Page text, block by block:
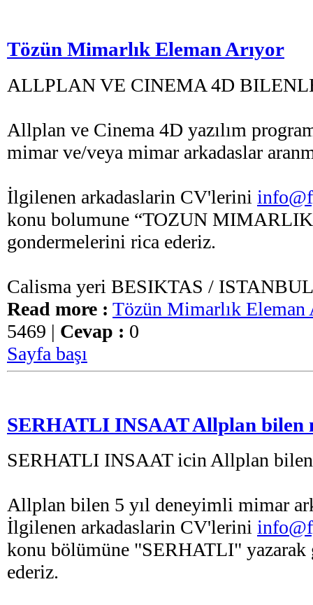
Tözün Mimarlık Eleman Arıyor
ALLPLAN VE CINEMA 4D
Allplan ve Cinema 4D yazılım
mimar ve/veya mimar arkadaslar
İlgilenen arkadaslarin CV'lerini
konu bolumune “TOZUN
gondermelerini rica ederiz.
Calisma yeri BESIKTAS /
Read more : Tözün Mimarlık Eleman
5469 | Cevap : 0
Sayfa başı
SERHATLI INSAAT Allplan bilen
SERHATLI INSAAT icin Allplan
Allplan bilen 5 yıl deneyimli mimar
İlgilenen arkadaslarin CV'lerini
konu bölümüne "SERHATLI" yazarak
ederiz.